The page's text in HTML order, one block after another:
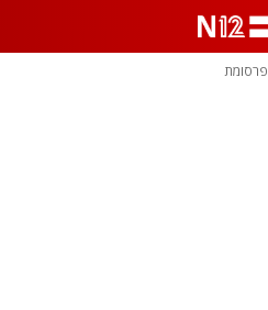
פרסומת